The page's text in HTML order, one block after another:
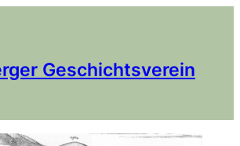
Geschichtsverein